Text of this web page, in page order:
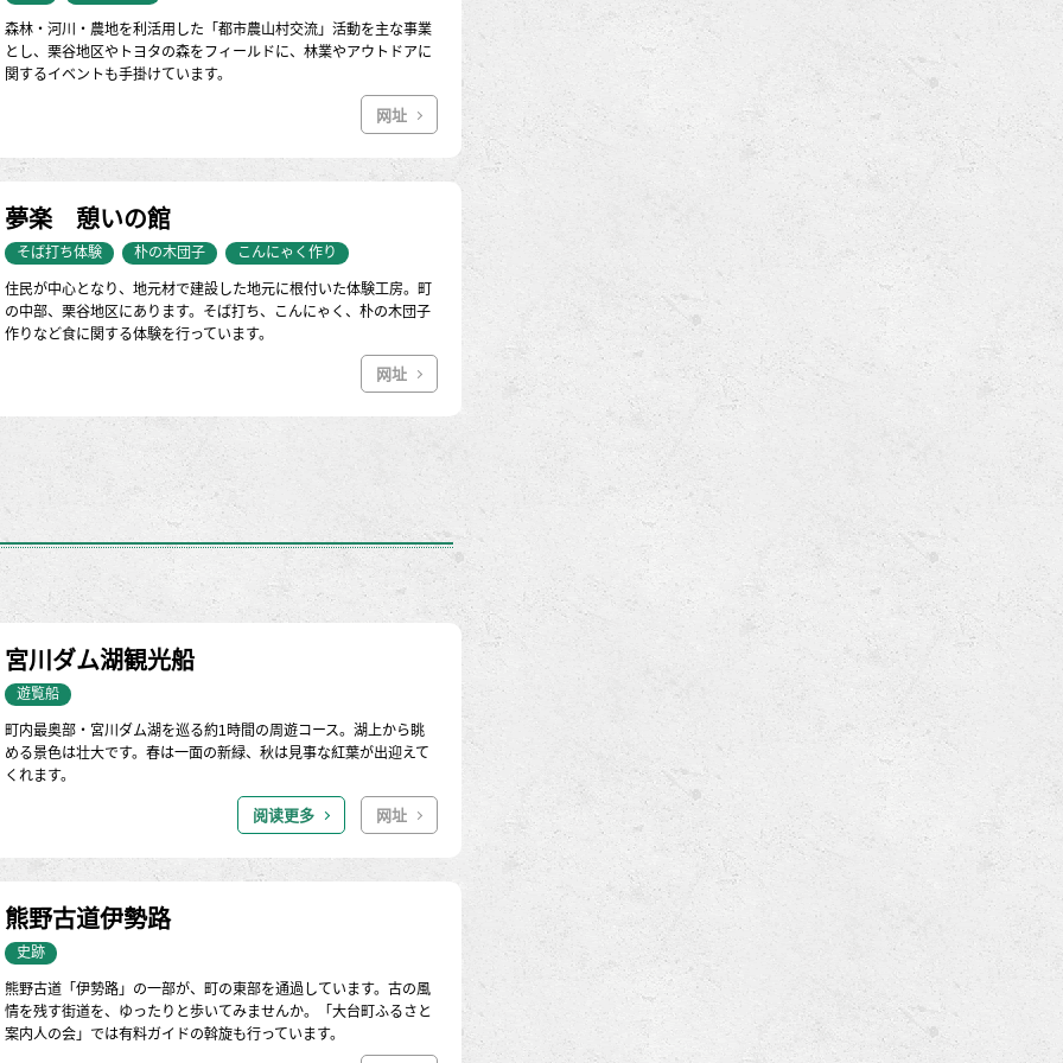
森林・河川・農地を利活用した「都市農山村交流」活動を主な事業
とし、栗谷地区やトヨタの森をフィールドに、林業やアウトドアに
関するイベントも手掛けています。
网址
夢楽 憩いの館
そば打ち体験 朴の木団子 こんにゃく作り
住民が中心となり、地元材で建設した地元に根付いた体験工房。町
の中部、栗谷地区にあります。そば打ち、こんにゃく、朴の木団子
作りなど食に関する体験を行っています。
网址
宮川ダム湖観光船
遊覧船
町内最奥部・宮川ダム湖を巡る約1時間の周遊コース。湖上から眺
める景色は壮大です。春は一面の新緑、秋は見事な紅葉が出迎えて
くれます。
网址
阅读更多
熊野古道伊勢路
史跡
熊野古道「伊勢路」の一部が、町の東部を通過しています。古の風
情を残す街道を、ゆったりと歩いてみませんか。「大台町ふるさと
案内人の会」では有料ガイドの斡旋も行っています。